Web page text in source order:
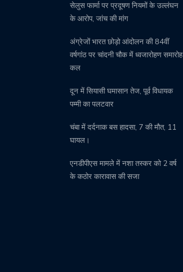
सेलुस फार्मा पर प्रदूषण नियमों के उल्लंघन
के आरोप, जांच की मांग
अंग्रेजों भारत छोड़ो आंदोलन की 84वीं
वर्षगांठ पर चांदनी चौक में ध्वजारोहण समारोह
कल
दून में सियासी घमासान तेज, पूर्व विधायक
पम्मी का पलटवार
चंबा में दर्दनाक बस हादसा, 7 की मौत, 11
घायल।
एनडीपीएस मामले में नशा तस्कर को 2 वर्ष
के कठोर कारावास की सजा